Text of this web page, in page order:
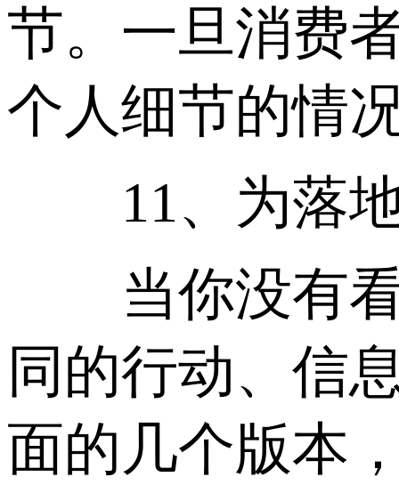
节。一旦消费
个人细节的情
11、为落地
当你没有看
同的行动、信
面的几个版本